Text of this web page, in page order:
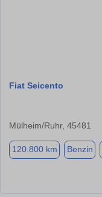
Fiat Seicento
Mülheim/Ruhr, 45481
120.800 km Benzin